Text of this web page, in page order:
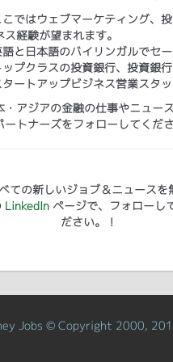
ではウェブマーケティング、
ス経験が望まれます。
と日本語のバイリンガルでセ
プクラスの投資銀行、投資銀
ートアップビジネス営業スタ
・アジアの金融の仕事やニュー
ートナーズをフォローしてく
ての新しいジョブ＆ニュースを
LinkedInページで、フォローし
ださい。！
Jobs © Copyright 2000,